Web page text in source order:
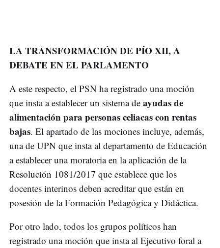
LA TRANSFORMACIÓN DE PÍO XII, A
DEBATE EN EL PARLAMENTO
A este respecto, el PSN ha registrado una moción
que insta a establecer un sistema de ayudas de
alimentación para personas celiacas con rentas
bajas. El apartado de las mociones incluye, además,
una de UPN que insta al departamento de Educación
a establecer una moratoria en la aplicación de la
Resolución 1081/2017 que establece que los
docentes interinos deben acreditar que están en
posesión de la Formación Pedagógica y Didáctica.
Por otro lado, todos los grupos políticos han
registrado una moción que insta al Ejecutivo foral a